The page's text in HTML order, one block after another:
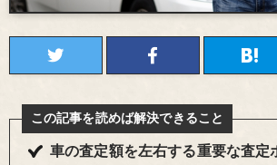
この記事を読めば解決できること
車の査定額を左右する重要な査定